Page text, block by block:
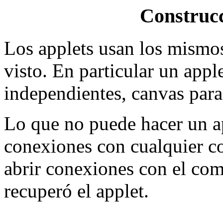
Los applets usan los
visto. En particular un
independientes, canvas
Lo que no puede hacer un
conexiones con cualquier
abrir conexiones con el
recuperó el applet.